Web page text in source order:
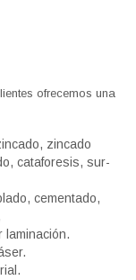
ofrecemos una
zincado
cataforesis, sur-
cementado,
laminación.